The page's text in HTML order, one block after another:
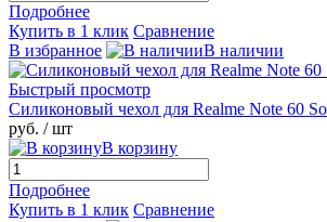
Подробнее
Купить в 1 клик Сравнение
В избранное
В наличии
Быстрый просмотр
Силиконовый чехол для Realme Note 60
руб. / шт
В корзину
Подробнее
Купить в 1 клик Сравнение